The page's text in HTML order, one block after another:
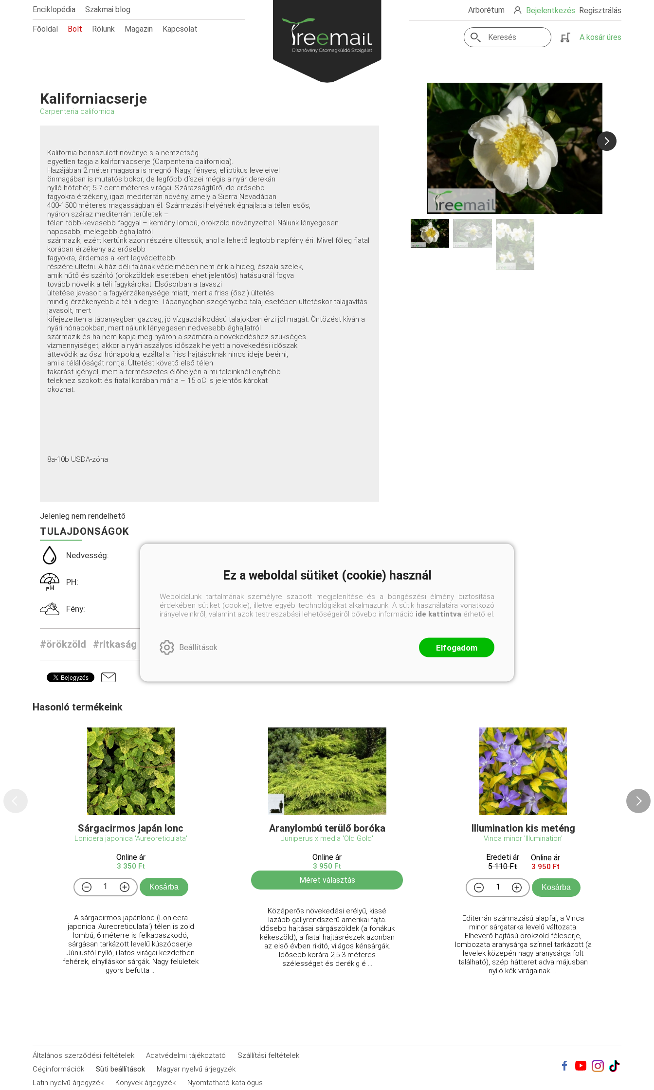
Enciklopédia Szakmai blog
Főoldal Bolt Rólunk Magazin Kapcsolat
Arborétum Bejelentkezés Regisztrálás
A kosár üres
Kaliforniacserje
Carpenteria californica
Kalifornia bennszülött növénye s a nemzetség
egyetlen tagja a kaliforniacserje (Carpenteria californica).
Hazájában 2 méter magasra is megnő. Nagy, fényes, elliptikus leveleivel
önmagában is mutatós bokor, de legfőbb díszei mégis a nyár derekán
nyíló hófehér, 5-7 centiméteres virágai. Szárazságtűrő, de erősebb
fagyokra érzékeny, igazi mediterrán növény, amely a Sierra Nevadában
400-1500 méteres magasságban él. Származási helyének éghajlata a télen esős,
nyáron száraz mediterrán területek –
télen több-kevesebb faggyal – kemény lombú, örökzöld növényzettel. Nálunk lényegesen
naposabb, melegebb éghajlatról
származik, ezért kertünk azon részére ültessük, ahol a lehető legtöbb napfény éri. Mivel főleg fiatal
korában érzékeny az erősebb
fagyokra, érdemes a kert legvédettebb
részére ültetni. A ház déli falának védelmében nem érik a hideg, északi szelek,
amik hűtő és szárító (örökzöldek esetében lehet jelentős) hatásuknál fogva
tovább növelik a téli fagykárokat. Elsősorban a tavaszi
ültetése javasolt a fagyérzékenysége miatt, mert a friss (őszi) ültetés
mindig érzékenyebb a téli hidegre. Tápanyagban szegényebb talaj esetében ültetéskor talajjavítás
javasolt, mert
kifejezetten a tápanyagban gazdag, jó vízgazdálkodású talajokban érzi jól magát. Öntözést kíván a
nyári hónapokban, mert nálunk lényegesen nedvesebb éghajlatról
származik és ha nem kapja meg nyáron a számára a növekedéshez szükséges
vízmennyiséget, akkor a nyári aszályos időszak helyett a növekedési időszak
áttevődik az őszi hónapokra, ezáltal a friss hajtásoknak nincs ideje beérni,
ami a télállóságát rontja. Ültetést követő első télen
takarást igényel, mert a természetes élőhelyén a mi teleinknél enyhébb
telekhez szokott és fiatal korában már a – 15 oC is jelentős károkat
okozhat.
8a-10b USDA-zóna
Jelenleg nem rendelhető
TULAJDONSÁGOK
Nedvesség:
PH: pH semleges
Fény: Napos helyre
#örökzöld #ritkaság #virág #cserje
Hasonló termékeink
Sárgacirmos japán lonc
Lonicera japonica 'Aureoreticulata'
Online ár
3 350 Ft
Kosárba
A sárgacirmos japánlonc (Lonicera
japonica 'Aureoreticulata') télen is zöld
lombú, 6 méterre is felkapaszkodó,
sárgásan tarkázott levelű kúszócserje.
Júniustól nyíló, illatos virágai kezdetben
fehérek, elnyíláskor sárgák. Nagy felületek
gyors befutta ...
Aranylombú terülő boróka
Juniperus x media 'Old Gold'
Online ár
3 950 Ft
Méret választás
Középerős növekedési erélyű, kissé
lazább gallyrendszerű amerikai fajta.
Idősebb hajtásai sárgászöldek (a fonákuk
kékeszöld), a fiatal hajtásrészek azonban
az első évben rikító, világos kénsárgák.
Idősebb korára 2,5-3 méteres
szélességet és derékig é ...
Illumination kis meténg
Vinca minor 'Illumination'
Eredeti ár
5 110 Ft
Online ár
3 950 Ft
Kosárba
Editerrán származású alapfaj, a Vinca
minor sárgatarka levelű változata.
Elheverő hajtású örökzöld félcserje,
lombozata aranysárga színnel tarkázott (a
levelek közepén nagy aranysárga folt
található), szép hátteret adva májusban
nyíló kék virágainak. ...
Általános szerződési feltételek Adatvédelmi tájékoztató
Szállítási feltételek
Céginformációk
Süti beállítások
Magyar nyelvű árjegyzék
Latin nyelvű árjegyzék
Könyvek árjegyzék Nyomtatható katalógus
Ez a weboldal sütiket (cookie) használ
Weboldalunk tartalmának személyre szabott megjelenítése és a böngészési élmény biztosítása
érdekében sütiket (cookie), illetve egyéb technológiákat alkalmazunk. A sütik használatára vonatkozó
irányelveinkről, valamint azok testreszabási lehetőségeiről bővebb információ ide kattintva érhető el.
Beállítások Elfogadom